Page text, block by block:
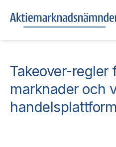
Om oss
Vårt uppdrag
UTTALANDEN
Om nämndens uttalanden
TAKEOVER-REGLER
Takeover-regler
marknader och